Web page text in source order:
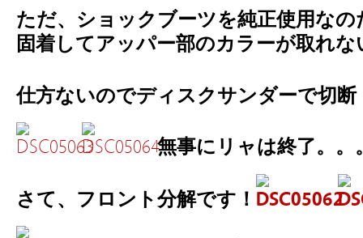
ただ、ショックブーツを純正使用な
固着してアッパー部のカラーが取れな
仕方ないのでディスクサンダーで切断
無事にリャは終了。。
さて、フロント分解です！